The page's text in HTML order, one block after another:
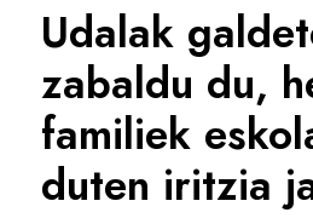
Udalak
zabaldu du,
familiek
duten iritzia